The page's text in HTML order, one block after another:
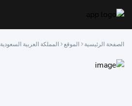
الصفحة الرئيسية الموقع المملكة العربية السعودية